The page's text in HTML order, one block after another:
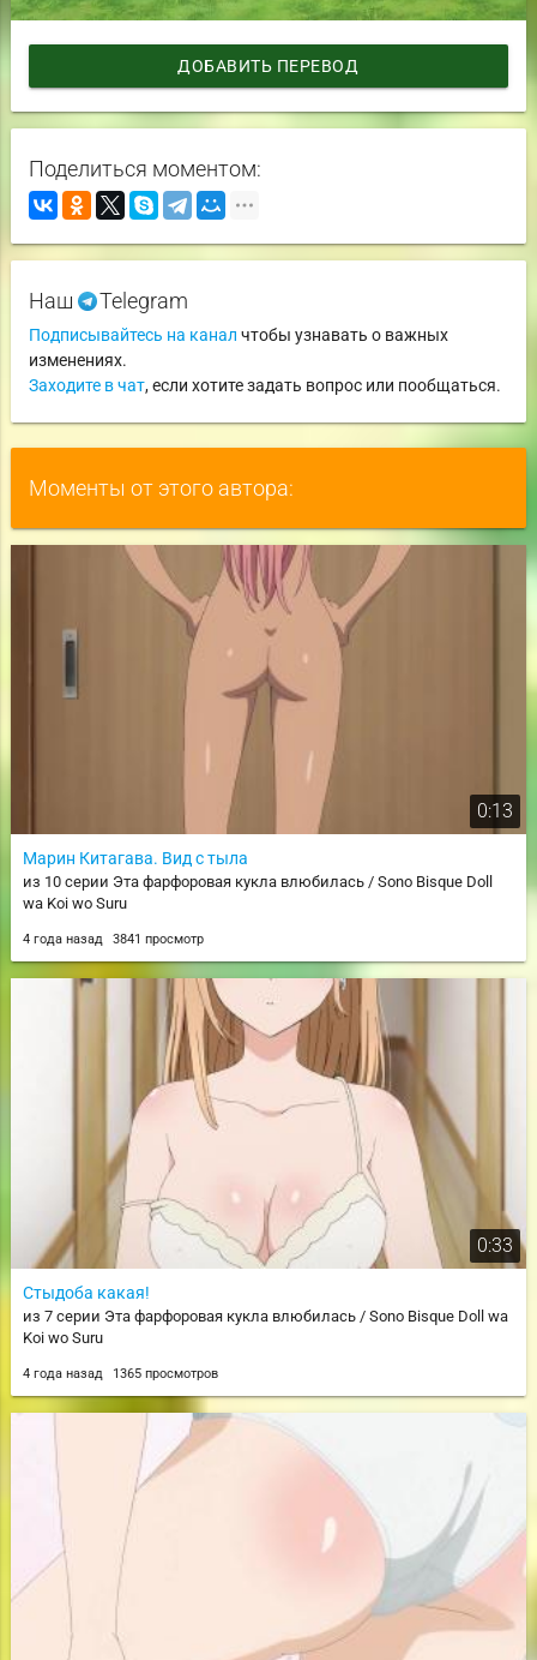
ДОБАВИТЬ ПЕРЕВОД
Поделиться моментом:
Наш Telegram
Подписывайтесь на канал чтобы узнавать о важных
изменениях.
Заходите в чат, если хотите задать вопрос или пообщаться.
Моменты от этого автора:
0:13
Марин Китагава. Вид с тыла
из 10 серии Эта фарфоровая кукла влюбилась / Sono Bisque Doll
wa Koi wo Suru
4 года назад 3841 просмотр
0:33
Стыдоба какая!
из 7 серии Эта фарфоровая кукла влюбилась / Sono Bisque Doll wa
Koi wo Suru
4 года назад 1365 просмотров